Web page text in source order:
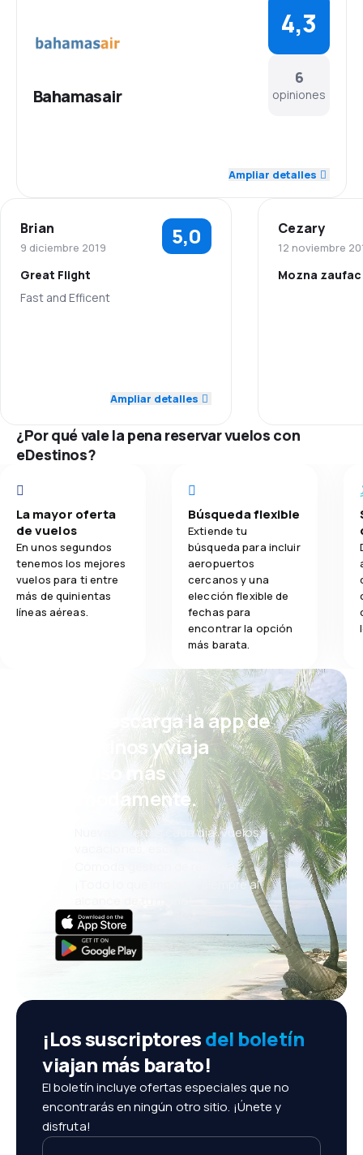
Bahamasair
6
opiniones
4,3
Red de conexiones 4,0
Precio del billete 3,8
Ampliar detalles
Brian
9 diciembre 2019 5,0
Great Flight
Fast and Efficent
Precio del billete
5,0
Transporte de equipaje 5,0
Ampliar detalles
Cezary
12 noviembre
Mozna zaufac
Precio del
Transporte
¿Por qué vale la pena reservar vuelos con
eDestinos?
La mayor oferta
de vuelos
En unos segundos
tenemos los mejores
vuelos para ti entre
más de quinientas
líneas aéreas.
Búsqueda flexible
Extiende tu
búsqueda para incluir
aeropuertos
cercanos y una
elección flexible de
fechas para
encontrar la opción
más barata.
¡Eh! Descarga la app de
eDestinos y viaja
incluso más
cómodamente.
Nuevas ofertas cada día: vuelos,
vacaciones, escapadas
Cómoda gestión de reservas
¡Todo lo que importa, siempre al
¡Los suscriptoresdel boletín
viajan más barato!
El boletín incluye ofertas especiales que no
encontrarás en ningún otro sitio. ¡Únete y
disfruta!
Tu dirección de email